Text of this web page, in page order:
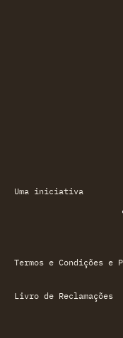
Uma iniciativa
Termos e Condições
Livro de Reclamações